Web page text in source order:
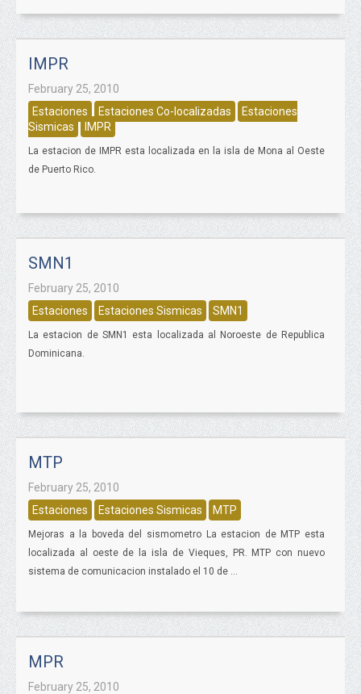
IMPR
February 25, 2010
Estaciones
Estaciones Co-localizadas
Estaciones
Sismicas
IMPR
La estacion de IMPR esta localizada en la isla de Mona al Oeste
de Puerto Rico.
SMN1
February 25, 2010
Estaciones
Estaciones Sismicas SMN1
La estacion de SMN1 esta localizada al Noroeste de Republica
Dominicana.
MTP
February 25, 2010
Estaciones
Estaciones Sismicas MTP
Mejoras a la boveda del sismometro La estacion de MTP esta
localizada al oeste de la isla de Vieques, PR. MTP con nuevo
sistema de comunicacion instalado el 10 de ...
MPR
February 25, 2010